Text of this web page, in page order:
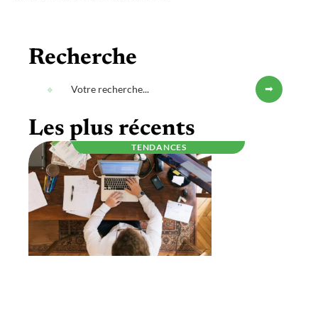
Recherche
Les plus récents
TENDANCES